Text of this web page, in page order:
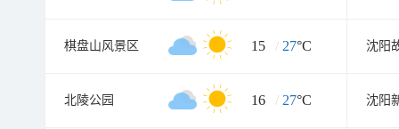
棋盘山风景区 15 / 27°C 沈阳
北陵公园 16 / 27°C 沈阳